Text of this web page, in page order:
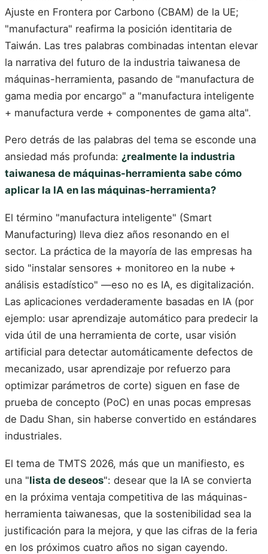
Ajuste en Frontera por Carbono (CBAM) de la UE;
"manufactura" reafirma la posición identitaria de
Taiwán. Las tres palabras combinadas intentan elevar
la narrativa del futuro de la industria taiwanesa de
máquinas-herramienta, pasando de "manufactura de
gama media por encargo" a "manufactura inteligente
+ manufactura verde + componentes de gama alta".
Pero detrás de las palabras del tema se esconde una
ansiedad más profunda: ¿realmente la industria
taiwanesa de máquinas-herramienta sabe cómo
aplicar la IA en las máquinas-herramienta?
El término "manufactura inteligente" (Smart
Manufacturing) lleva diez años resonando en el
sector. La práctica de la mayoría de las empresas ha
sido "instalar sensores + monitoreo en la nube +
análisis estadístico" —eso no es IA, es digitalización.
Las aplicaciones verdaderamente basadas en IA (por
ejemplo: usar aprendizaje automático para predecir la
vida útil de una herramienta de corte, usar visión
artificial para detectar automáticamente defectos de
mecanizado, usar aprendizaje por refuerzo para
optimizar parámetros de corte) siguen en fase de
prueba de concepto (PoC) en unas pocas empresas
de Dadu Shan, sin haberse convertido en estándares
industriales.
El tema de TMTS 2026, más que un manifiesto, es
una "lista de deseos": desear que la IA se convierta
en la próxima ventaja competitiva de las máquinas-
herramienta taiwanesas, que la sostenibilidad sea la
justificación para la mejora, y que las cifras de la feria
en los próximos cuatro años no sigan cayendo.